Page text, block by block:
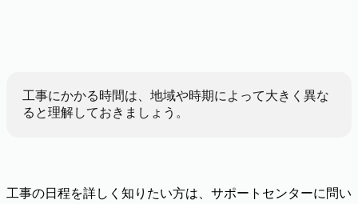
工事にかかる時間は、地域や時期によって大きく異な
ると理解しておきましょう。
工事の日程を詳しく知りたい方は、サポートセンターに問い